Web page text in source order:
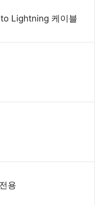
Lightning 케이블
용